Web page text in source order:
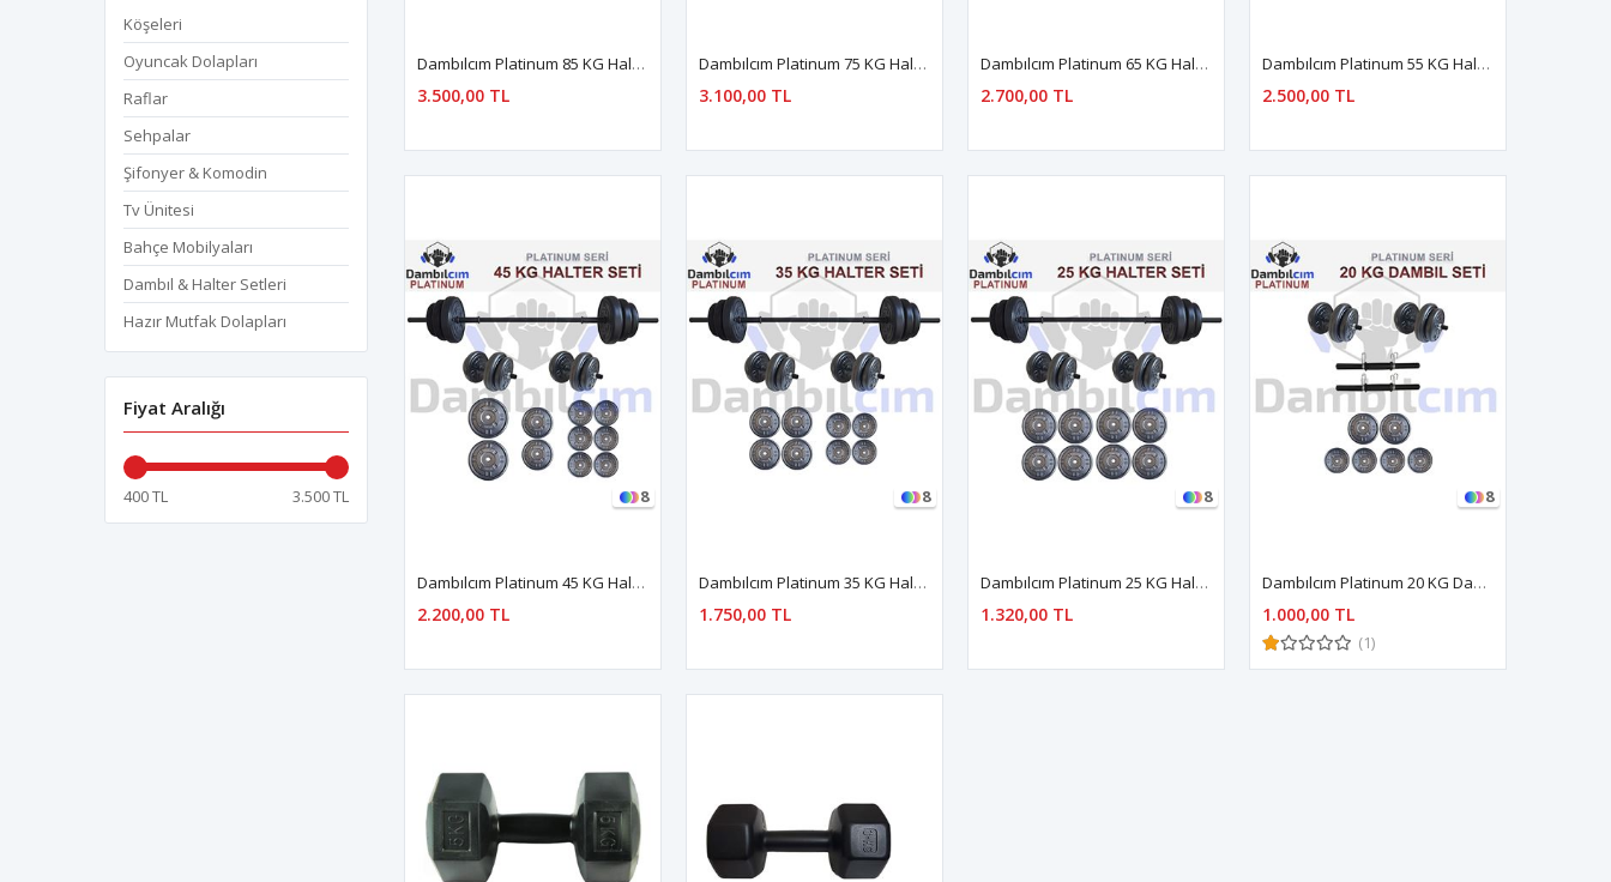
Köşeleri
Oyuncak Dolapları
Raflar
Sehpalar
Şifonyer & Komodin
Tv Ünitesi
Bahçe Mobilyaları
Dambıl & Halter Setleri
Hazır Mutfak Dolapları
Fiyat Aralığı
400 TL 3.500 TL
Dambılcım Platinum 85 KG Halter Seti 85 KG Dambıl Seti Ağırlık Seti Vücut Geliştirme Aleti
3.500,00 TL
Dambılcım Platinum 75 KG Halter Seti 75 KG Dambıl Seti Ağırlık Seti Vücut Geliştirme Aleti
3.100,00 TL
Dambılcım Platinum 65 KG Halter Seti 65 KG Dambıl Seti Ağırlık Seti Vücut Geliştirme Aleti
2.700,00 TL
Dambılcım Platinum 55 KG Halter Seti 55 KG Dambıl Seti Ağırlık Seti Vücut Geliştirme Aleti
2.500,00 TL
8
Dambılcım Platinum 45 KG Halter Seti 45 KG Dambıl Seti Ağırlık Seti Vücut Geliştirme Aleti
2.200,00 TL
8
Dambılcım Platinum 35 KG Halter Seti 35 KG Dambıl Seti Ağırlık Seti Vücut Geliştirme Aleti
1.750,00 TL
8
Dambılcım Platinum 25 KG Halter Seti 25 KG Dambıl Seti Ağırlık Seti Vücut Geliştirme Aleti
1.320,00 TL
8
Dambılcım Platinum 20 KG Dambıl Seti Ağırlık Seti Vücut Geliştirme Aleti
1.000,00 TL
(1)